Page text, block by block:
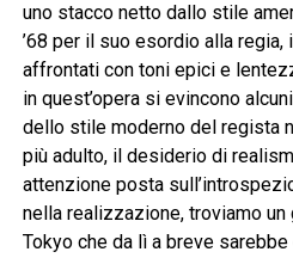
uno stacco netto dallo stile
’68 per il suo esordio alla regia,
affrontati con toni epici e
in quest’opera si evincono
dello stile moderno del regista
più adulto, il desiderio di
attenzione posta
nella realizzazione, troviamo
Tokyo che da lì a breve